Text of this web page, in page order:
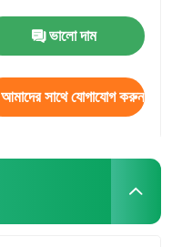
ভালো দাম
আমাদের সাথে যোগাযোগ করুন